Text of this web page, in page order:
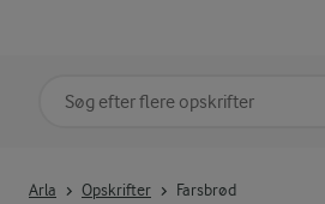
Arla Opskrifter Farsbrød
Søg på kategori